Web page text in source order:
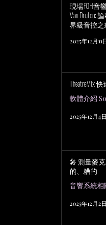
現場FOH音
Van Druten:
界級音控之
2025年12月11
TheatreMix
軟體介紹
2025年12月4
🎤 測量麥
的、糟的
2025年12月2